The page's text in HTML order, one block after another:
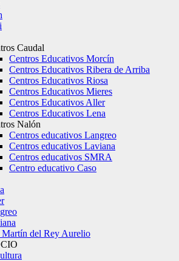
Caudal
Centros Educativos Morcín
Centros Educativos Ribera de Arriba
Centros Educativos Riosa
Centros Educativos Mieres
Centros Educativos Aller
Centros Educativos Lena
Nalón
Centros educativos Langreo
Centros educativos Laviana
Centros educativos SMRA
Centro educativo Caso
Martín del Rey Aurelio